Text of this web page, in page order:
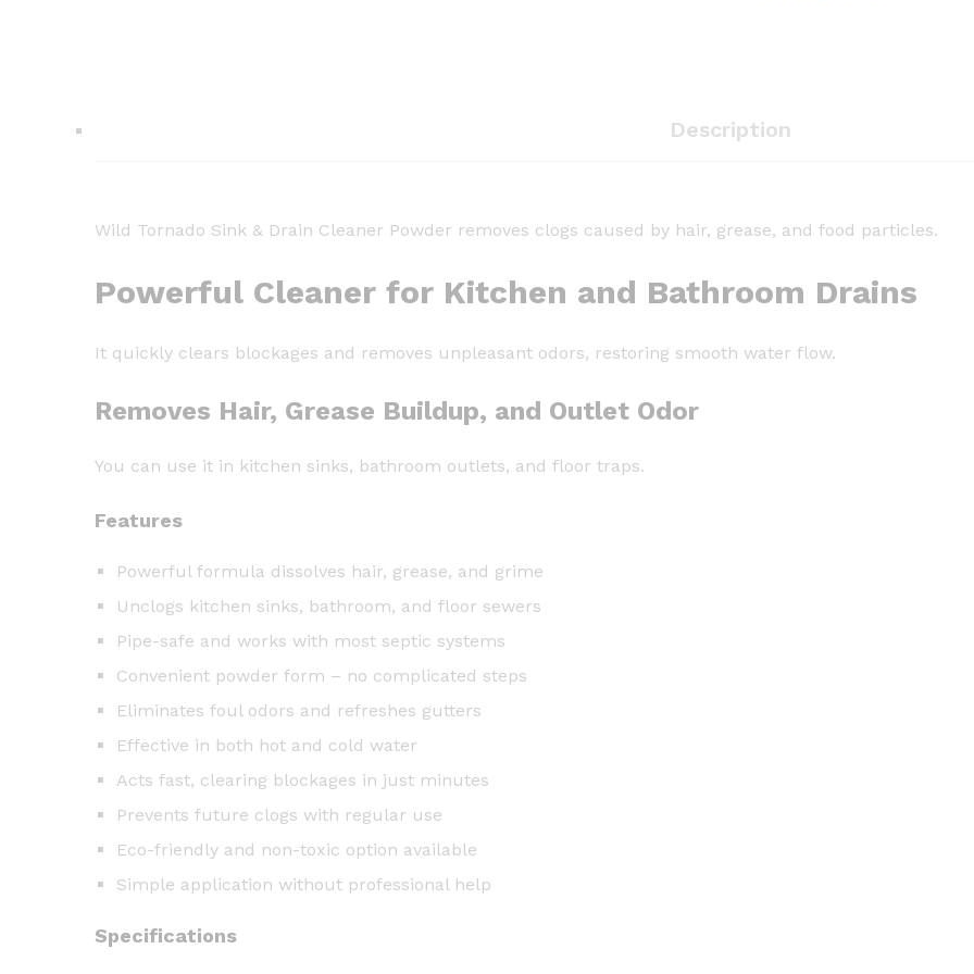
Description
Wild Tornado Sink & Drain Cleaner Powder removes clogs caused by hair, grease, and food particles.
Powerful Cleaner for Kitchen and Bathroom Drains
It quickly clears blockages and removes unpleasant odors, restoring smooth water flow.
Removes Hair, Grease Buildup, and Outlet Odor
You can use it in kitchen sinks, bathroom outlets, and floor traps.
Features
Powerful formula dissolves hair, grease, and grime
Unclogs kitchen sinks, bathroom, and floor sewers
Pipe-safe and works with most septic systems
Convenient powder form – no complicated steps
Eliminates foul odors and refreshes gutters
Effective in both hot and cold water
Acts fast, clearing blockages in just minutes
Prevents future clogs with regular use
Eco-friendly and non-toxic option available
Simple application without professional help
Specifications